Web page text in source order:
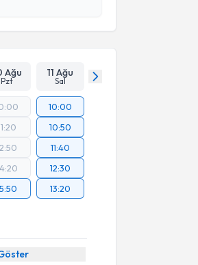
Ağu
Pzt
11 Ağu
Sal
10:00
10:50
11:40
12:30
13:20